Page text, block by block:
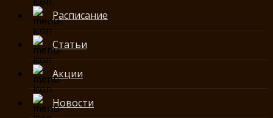
Расписание
Статьи
Акции
Новости